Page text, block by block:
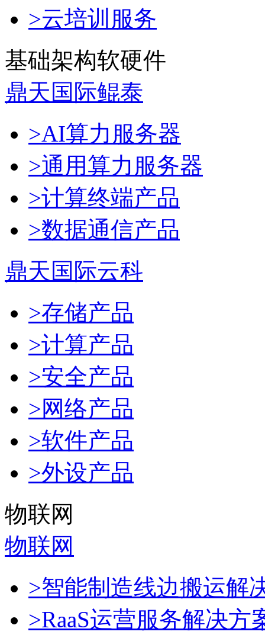
>云培训服务
基础架构软硬件
鼎天国际鲲泰
>AI算力服务器
>通用算力服务器
>计算终端产品
>数据通信产品
鼎天国际云科
>存储产品
>计算产品
>安全产品
>网络产品
>软件产品
>外设产品
物联网
物联网
>智能制造线边搬运解
>RaaS运营服务解决方